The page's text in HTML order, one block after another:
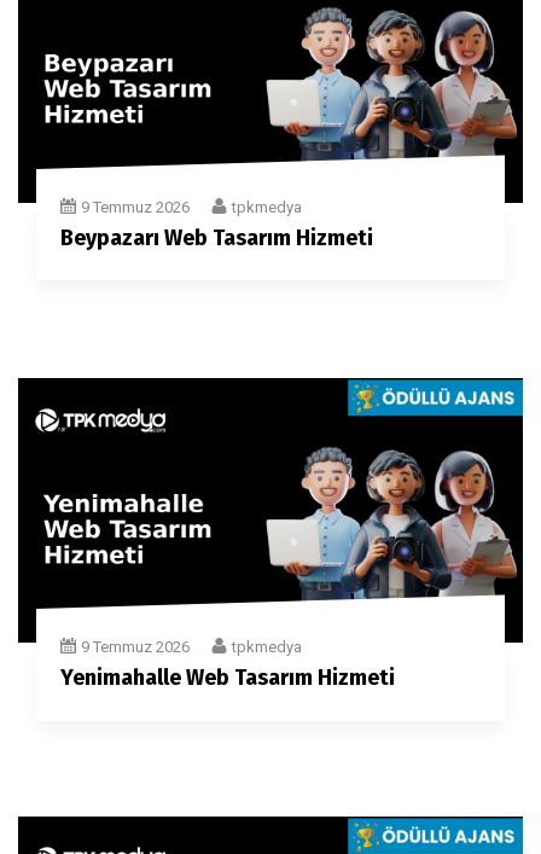
9 Temmuz 2026 tpkmedya
Beypazarı Web Tasarım Hizmeti
9 Temmuz 2026 tpkmedya
Yenimahalle Web Tasarım Hizmeti